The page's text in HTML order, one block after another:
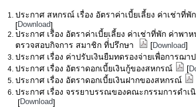
ประกาศ สหกรณ์ เรื่อง อัตราค่าเบี้ยเลี้ยง ค่าเช่าที่
[Download]
ประกาศ เรื่อง อัตราค่าเบี้ยเลี้ยง ค่าเช่าที่พัก ค่าพ
ตรวจสอบกิจการ สมาชิก ที่่ปรึกษา
[Download]
ประกาศ เรื่อง ค่าปรับเงินยืมทดรองจ่ายเพื่อการฌา
ประกาศ เรื่อง อัตราดอกเบี้ยเงินกู้ของสหกรณ์
[
ประกาศ เรื่อง อัตราดอกเบี้ยเงินฝากของสหกรณ์
ประกาศ เรื่อง จรรยาบรรณของคณะกรรมการดำ
[Download]